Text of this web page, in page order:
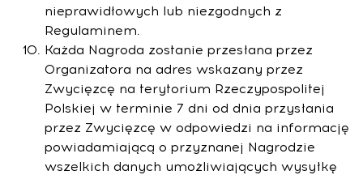
nieprawidłowych lub niezgodnych z
Regulaminem.
Każda Nagroda zostanie przesłana przez
Organizatora na adres wskazany przez
Zwycięzcę na terytorium Rzeczypospolitej
Polskiej w terminie 7 dni od dnia przysłania
przez Zwycięzcę w odpowiedzi na informację
powiadamiającą o przyznanej Nagrodzie
wszelkich danych umożliwiających wysyłkę